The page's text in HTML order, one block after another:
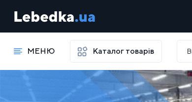
МЕНЮ Каталог товарів